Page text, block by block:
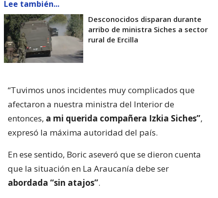
Lee también...
Desconocidos disparan durante
arribo de ministra Siches a sector
rural de Ercilla
“Tuvimos unos incidentes muy complicados que
afectaron a nuestra ministra del Interior de
entonces, a mi querida compañera Izkia Siches”,
expresó la máxima autoridad del país.
En ese sentido, Boric aseveró que se dieron cuenta
que la situación en La Araucanía debe ser
abordada “sin atajos”.